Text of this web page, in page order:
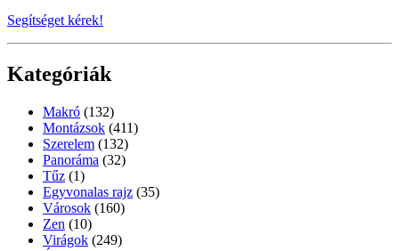
Segítséget kérek!
Kategóriák
Makró (132)
Montázsok (411)
Szerelem (132)
Panoráma (32)
Tűz (1)
Egyvonalas rajz (35)
Városok (160)
Zen (10)
Virágok (249)